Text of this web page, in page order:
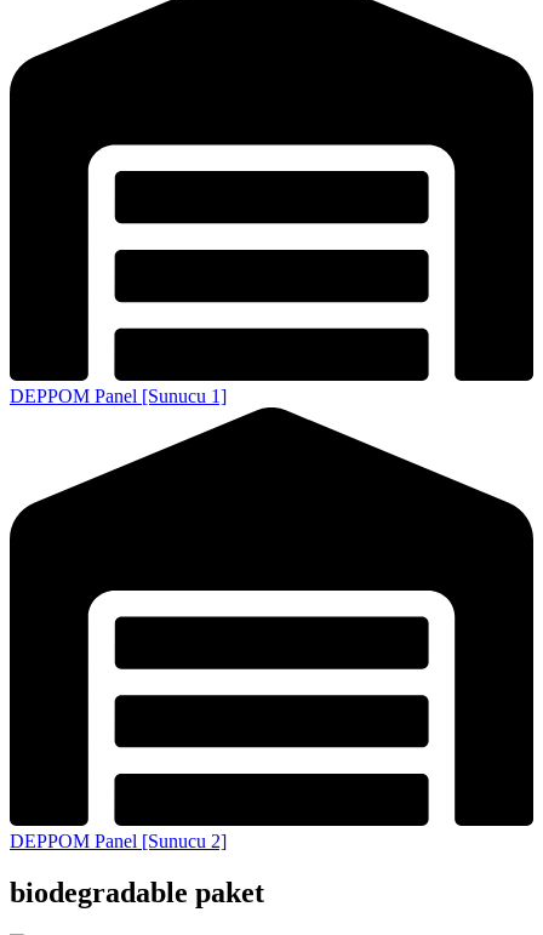
DEPPOM Panel [Sunucu 1]
DEPPOM Panel [Sunucu 2]
biodegradable paket